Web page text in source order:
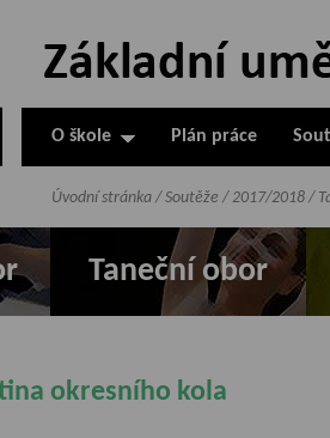
O škole Plán práce
Taneční obor
Úvodní stránka / Soutěže / 2017/2018 /
okresního kola